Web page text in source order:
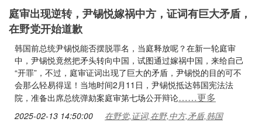
庭审出现逆转，尹锡悦嫁祸中方，证词有巨大矛盾，
在野党开始道歉
韩国前总统尹锡悦能否摆脱罪名，当庭释放呢？在新一轮庭审
中，尹锡悦竟然把矛头转向中国，试图通过嫁祸中国，来给自己
“开罪”，不过，庭审证词出现了巨大的矛盾，尹锡悦的目的可不
会那么轻易得逞！当地时间2月11日，尹锡悦抵达韩国宪法法
院，准备出席总统弹劾案庭审第七场公开辩论……更多
2025-02-13 14:50:00 在野党,证词,在野,中方,矛盾,韩国